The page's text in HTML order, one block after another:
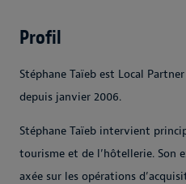
Profil
Stéphane Taïeb est Local
depuis janvier 2006.
Stéphane Taïeb intervient
tourisme et de l’hôtellerie. Son
axée sur les opérations